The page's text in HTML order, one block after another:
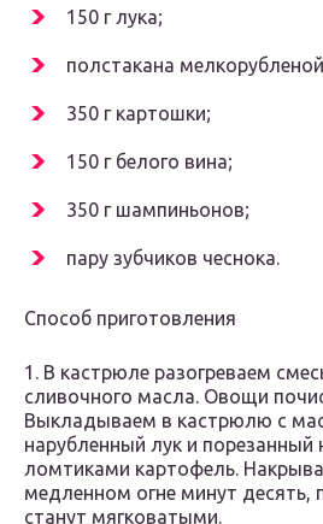
150 г лука;
полстакана
350 г картошки;
150 г белого вина;
350 г шампиньонов;
пару зубчиков чеснока.
Способ приготовления
1. В кастрюле разогреваем
сливочного масла. Овощи
Выкладываем в кастрюлю с
нарубленный лук и
ломтиками картофель.
медленном огне минут десять,
станут мягковатыми.